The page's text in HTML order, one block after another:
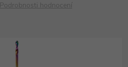
Podrobnosti hodnocení